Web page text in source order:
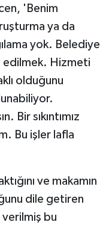
'Benim
ya da
yok. Belediye
edilmek. Hizmeti
olduğunu
Bir sıkıntımız
Bu işler lafla
ve makamın
dile getiren
verilmiş bu